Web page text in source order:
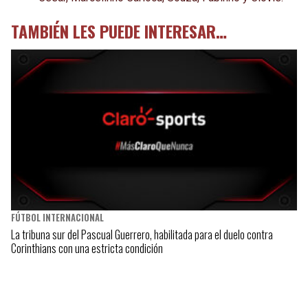
TAMBIÉN LES PUEDE INTERESAR…
FÚTBOL INTERNACIONAL
La tribuna sur del Pascual Guerrero, habilitada para el duelo contra
Corinthians con una estricta condición